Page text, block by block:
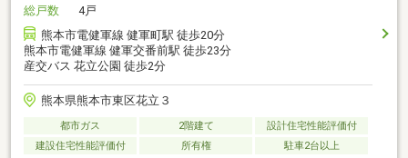
総戸数
4戸
熊本市電健軍線 健軍町駅 徒歩20分
熊本市電健軍線 健軍交番前駅 徒歩23分
産交バス 花立公園 徒歩2分
熊本県熊本市東区花立３
都市ガス 2階建て
設計住宅性能評価付
建設住宅性能評価付
所有権 駐車2台以上